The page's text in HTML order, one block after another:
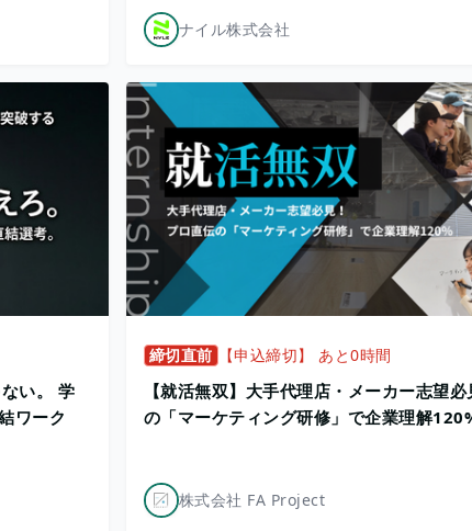
ナイル株式会社
い。 学
ワーク
締切直前 【申込締切】 あと0時間
【就活無双】大手代理店・メーカー志望
の「マーケティング研修」で企業理解
株式会社 FA Project